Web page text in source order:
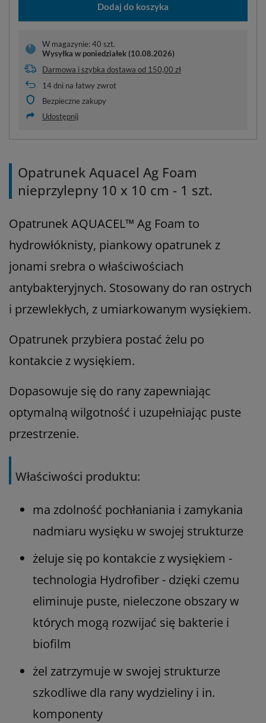
Dodaj do koszyka
W magazynie: 40 szt.
Wysyłka w poniedziałek (10.08.2026)
Darmowa i szybka dostawa od 150,00 zł
14dni na łatwy zwrot
Bezpieczne zakupy
Udostępnij
Opatrunek Aquacel Ag Foam
nieprzylepny 10 x 10 cm - 1 szt.
Opatrunek AQUACEL™ Ag Foam to
hydrowłóknisty, piankowy opatrunek z
jonami srebra o właściwościach
antybakteryjnych. Stosowany do ran ostrych
i przewlekłych, z umiarkowanym wysiękiem.
Opatrunek przybiera postać żelu po
kontakcie z wysiękiem.
Dopasowuje się do rany zapewniając
optymalną wilgotność i uzupełniając puste
przestrzenie.
Właściwości produktu:
ma zdolność pochłaniania i zamykania
nadmiaru wysięku w swojej strukturze
żeluje się po kontakcie z wysiękiem -
technologia Hydrofiber - dzięki czemu
eliminuje puste, nieleczone obszary w
których mogą rozwijać się bakterie i
biofilm
żel zatrzymuje w swojej strukturze
szkodliwe dla rany wydzieliny i in.
komponenty